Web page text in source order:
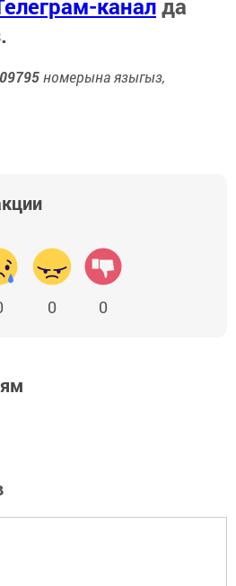
каналда
номерына языгыз,
0 0